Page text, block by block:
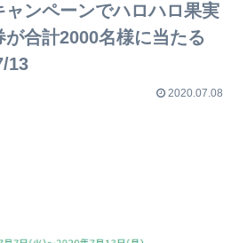
ャンペーンでハロハロ果実
合計2000名様に当たる
13
2020.07.08